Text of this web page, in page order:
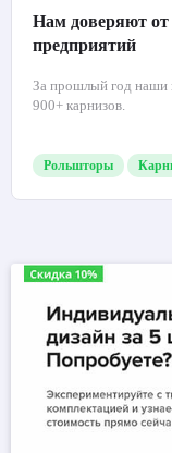
Нам доверяют
предприятий
За прошлый год наши
900+ карнизов.
Рольшторы